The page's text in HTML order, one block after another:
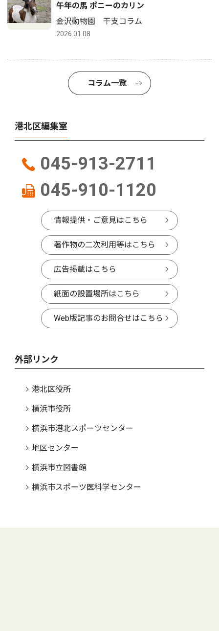
午年の馬 ポニーのカリン
金沢動物園 干支コラム
2026.01.08
コラム一覧
港北区編集室
045-913-2711
045-910-1120
情報提供・ご意見はこちら
著作物の二次利用等はこちら
広告掲載はこちら
紙面の設置場所はこちら
Web版記事のお問合せはこちら
外部リンク
港北区役所
横浜市役所
横浜市港北スポーツセンター
地区センター
横浜市立図書館
横浜市スポーツ医科学センター